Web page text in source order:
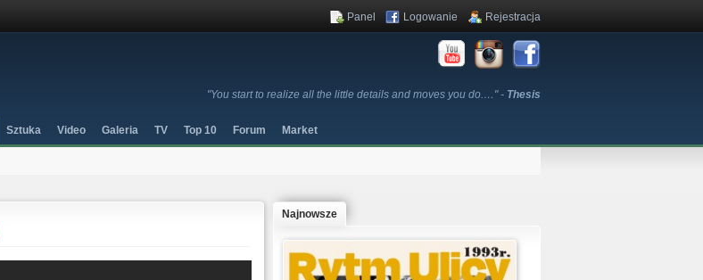
"You start to realize all the little details and moves you do.…" - Thesis
Panel Logowanie Rejestracja
Sztuka Video Galeria TV Top 10 Forum Market
Najnowsze